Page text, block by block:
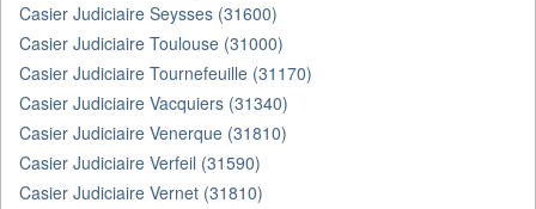
Casier Judiciaire Seysses (31600)
Casier Judiciaire Toulouse (31000)
Casier Judiciaire Tournefeuille (31170)
Casier Judiciaire Vacquiers (31340)
Casier Judiciaire Venerque (31810)
Casier Judiciaire Verfeil (31590)
Casier Judiciaire Vernet (31810)